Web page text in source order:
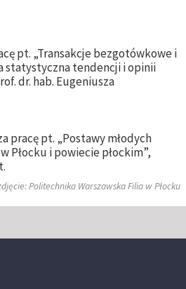
pt. „Transakcje bezgotówkowe i
statystyczna tendencji i opinii
dr. hab. Eugeniusza
pracę pt. „Postawy młodych
Płocku i powiecie płockim”,
Politechnika Warszawska Filia w Płocku